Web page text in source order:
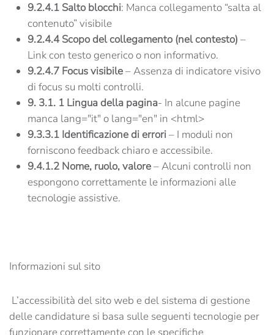
9.2.4.1 Salto blocchi: Manca collegamento “salta al
contenuto” visibile
9.2.4.4 Scopo del collegamento (nel contesto) –
Link con testo generico o non informativo.
9.2.4.7 Focus visibile– Assenza di indicatore visivo
di focus su molti controlli.
9. 3.1. 1 Lingua della pagina- In alcune pagine
manca lang="it" o lang="en" in <html>
9.3.3.1 Identificazione di errori– I moduli non
forniscono feedback chiaro e accessibile.
9.4.1.2 Nome, ruolo, valore– Alcuni controlli non
espongono correttamente le informazioni alle
tecnologie assistive.
Informazioni sul sito
L’accessibilità del sito web e del sistema di gestione
delle candidature si basa sulle seguenti tecnologie per